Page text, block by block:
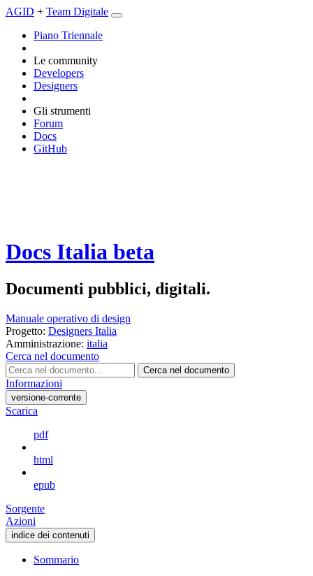
AGID + Team Digitale
Piano Triennale
Le community
Developers
Designers
Gli strumenti
Forum
Docs
GitHub
Docs Italia beta
Documenti pubblici, digitali.
Manuale operativo di design
Progetto: Designers Italia
Amministrazione: italia
Cerca nel documento
Cerca nel documento
Informazioni
versione-corrente
Scarica
pdf
html
epub
Sorgente
Azioni
indice dei contenuti
Sommario